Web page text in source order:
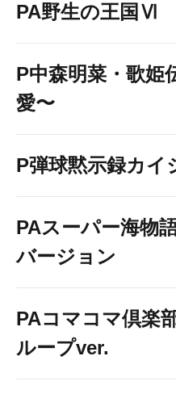
PA野生の王国Ⅵ
P中森明菜・歌姫
愛〜
P弾球黙示録カ
PAスーパー海物
バージョン
PAコマコマ倶楽
ループver.